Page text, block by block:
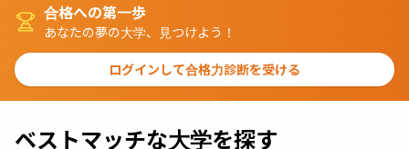
合格への第一歩
あなたの夢の大学、見つけよう！
ログインして合格力診断を受ける
ベストマッチな大学を探す